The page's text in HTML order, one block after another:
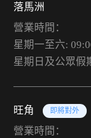
落馬洲
營業時間：
星期一至六:
星期日及公眾假
旺角 即將對外
營業時間：